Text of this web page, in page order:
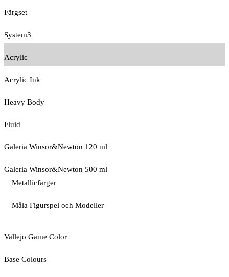
Färgset
System3
Acrylic
Acrylic Ink
Heavy Body
Fluid
Galeria Winsor&Newton 120 ml
Galeria Winsor&Newton 500 ml
Metallicfärger
Måla Figurspel och Modeller
Vallejo Game Color
Base Colours